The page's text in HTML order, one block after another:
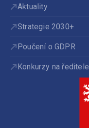
Aktuality
Strategie 2030+
Poučení o GDPR
Konkurzy na ředitele